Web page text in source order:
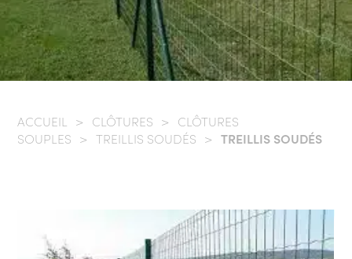
ACCUEIL / CLÔTURES / CLÔTURES
SOUPLES
/TREILLIS SOUDÉS /TREILLIS SOUDÉS